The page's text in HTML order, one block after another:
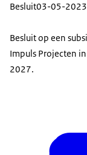
Besluit03-05-2023
Besluit op een
Impuls Projecten
2027.